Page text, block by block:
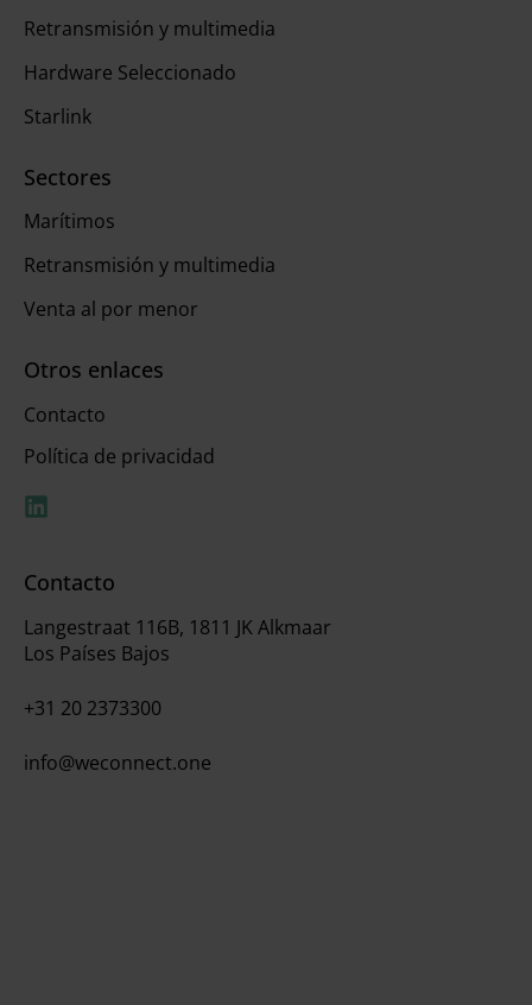
Retransmisión y multimedia
Hardware Seleccionado
Starlink
Sectores
Marítimos
Retransmisión y multimedia
Venta al por menor
Otros enlaces
Contacto
Política de privacidad
Contacto
Langestraat 116B, 1811 JK Alkmaar
Los Países Bajos
+31 20 2373300
info@weconnect.one